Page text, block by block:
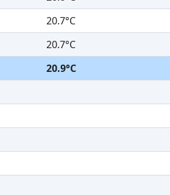
20.7°C
20.7°C
20.9°C